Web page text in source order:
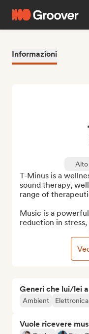
Informazioni
Generi che lui/lei
Ambient
Vuole ricevere
Alto
T-Minus is a
sound therapy,
range of
Music is a
reduction in